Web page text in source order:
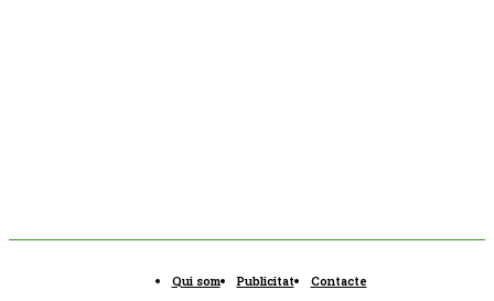
Qui som Publicitat Contacte